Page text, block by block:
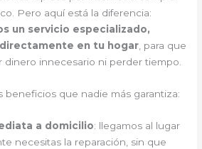
Pero aquí está la diferencia:
un servicio especializado,
en tu hogar , para que
dinero innecesario ni perder tiempo.
beneficios que nadie más garantiza:
a domicilio: llegamos al lugar
necesitas la reparación, sin que